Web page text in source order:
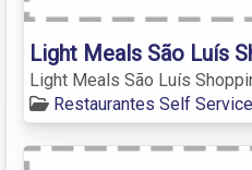
Light Meals São Luís
Light Meals São Luís
Restaurantes Self